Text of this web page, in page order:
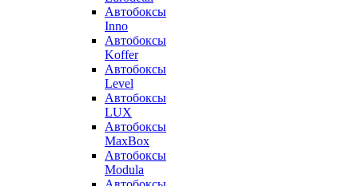
Автобоксы
Inno
Автобоксы
Koffer
Автобоксы
Level
Автобоксы
LUX
Автобоксы
MaxBox
Автобоксы
Modula